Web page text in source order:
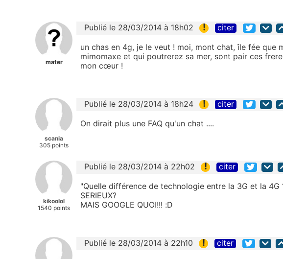
mater
Publié le 28/03/2014 à 18h02 ! citer
un chas en 4g, je le veut ! moi, mont chat, île fée que
mimomaxe et qui poutrerez sa mer, sont pair ces
mon cœur !
scania
305 points
Publié le 28/03/2014 à 18h24 ! citer
On dirait plus une FAQ qu'un chat ....
kikoolol
1540 points
Publié le 28/03/2014 à 22h02 ! citer
"Quelle différence de technologie entre la 3G et la 4G
SERIEUX?
MAIS GOOGLE QUOI!!! :D
Publié le 28/03/2014 à 22h10 ! citer